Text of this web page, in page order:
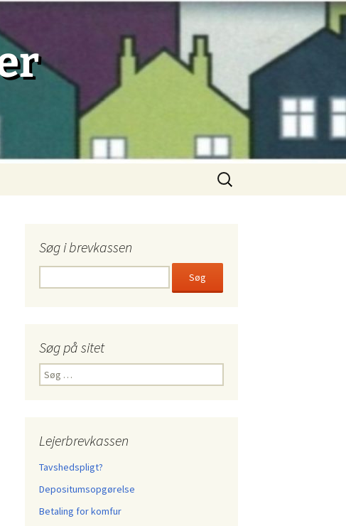
Søg
efter:
Søg i brevkassen
Søg på sitet
Søg
efter:
Lejerbrevkassen
Tavshedspligt?
Depositumsopgørelse
Betaling for komfur